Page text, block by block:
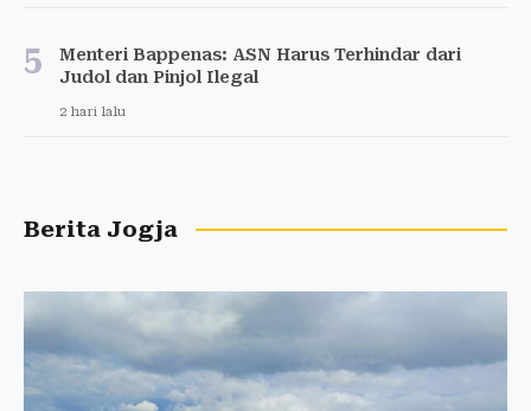
5
Menteri Bappenas: ASN Harus Terhindar dari
Judol dan Pinjol Ilegal
2 hari lalu
Berita Jogja